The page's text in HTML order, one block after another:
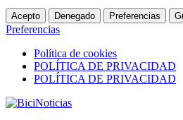
Acepto Denegado Preferencias
Preferencias
Política de cookies
POLÍTICA DE PRIVACIDAD
POLÍTICA DE PRIVACIDAD